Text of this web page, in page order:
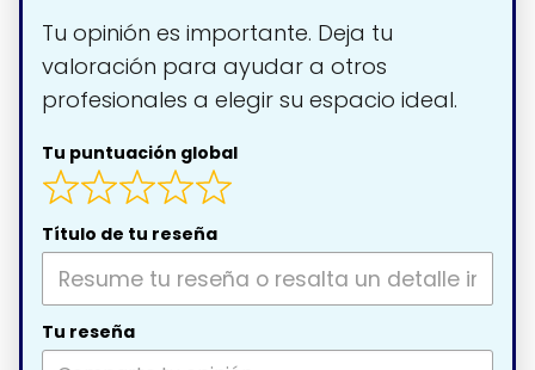
Tu opinión es importante. Deja tu
valoración para ayudar a otros
profesionales a elegir su espacio ideal.
Tu puntuación global
Título de tu reseña
Tu reseña